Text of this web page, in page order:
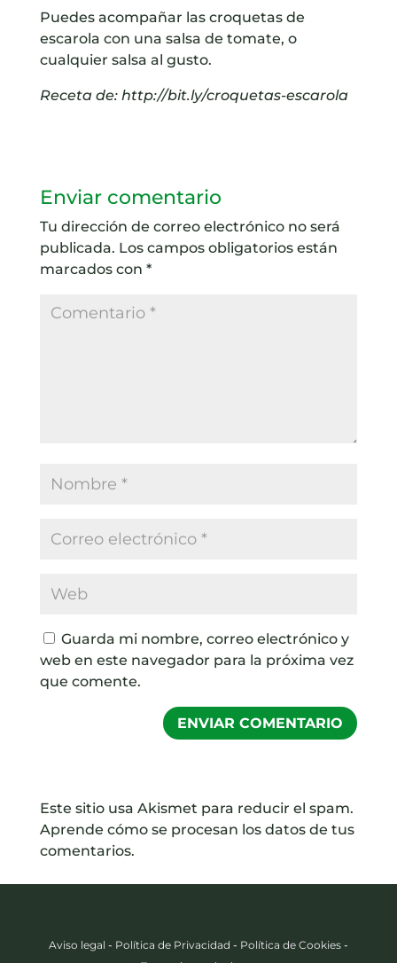
Puedes acompañar las croquetas de
escarola con una salsa de tomate, o
cualquier salsa al gusto.
Receta de: http://bit.ly/croquetas-escarola
Enviar comentario
Tu dirección de correo electrónico no será
publicada. Los campos obligatorios están
marcados con *
Guarda mi nombre, correo electrónico y
web en este navegador para la próxima vez
que comente.
Este sitio usa Akismet para reducir el spam.
Aprende cómo se procesan los datos de tus
comentarios.
Aviso legal - Política de Privacidad - Política de Cookies-